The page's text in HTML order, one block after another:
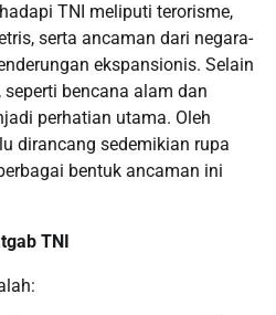
TNI meliputi terorisme,
serta ancaman dari negara-
ekspansionis. Selain
bencana alam dan
perhatian utama. Oleh
dirancang sedemikian rupa
bentuk ancaman ini
TNI